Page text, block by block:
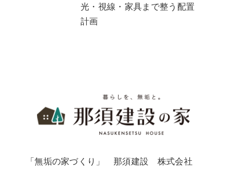
光・視線・家具まで整う配置
計画
「無垢の家づくり」 那須建設 株式会社